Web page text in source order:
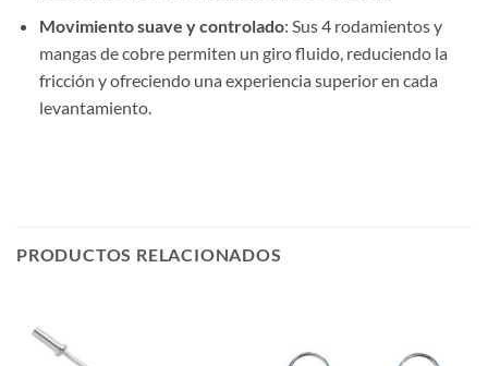
Movimiento suave y controlado: Sus 4 rodamientos y
mangas de cobre permiten un giro fluido, reduciendo la
fricción y ofreciendo una experiencia superior en cada
levantamiento.
PRODUCTOS RELACIONADOS